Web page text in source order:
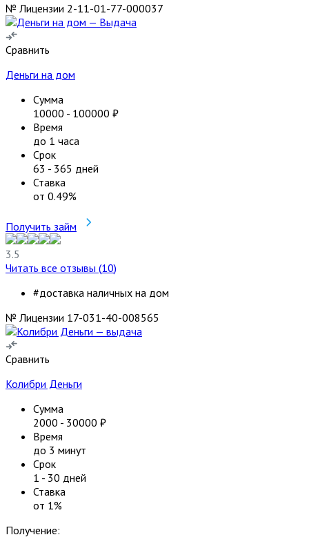
№ Лицензии 2-11-01-77-000037
Сравнить
Деньги на дом
Сумма
10000 - 100000 ₽
Время
до 1 часа
Срок
63 - 365 дней
Ставка
от 0.49%
Получить займ
3.5
Читать все отзывы (10)
#доставка наличных на дом
№ Лицензии 17-031-40-008565
Сравнить
Колибри Деньги
Сумма
2000 - 30000 ₽
Время
до 3 минут
Срок
1 - 30 дней
Ставка
от 1%
Получение: